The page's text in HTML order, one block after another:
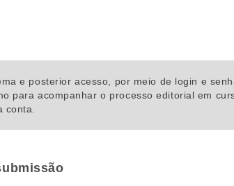
e posterior acesso, por meio de login e
para acompanhar o processo editorial em
conta.